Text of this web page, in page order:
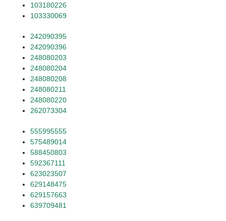
103180226
103330069
242090395
242090396
248080203
248080204
248080208
248080211
248080220
262073304
555995555
575489014
588450803
592367111
623023507
629148475
629157663
639709481